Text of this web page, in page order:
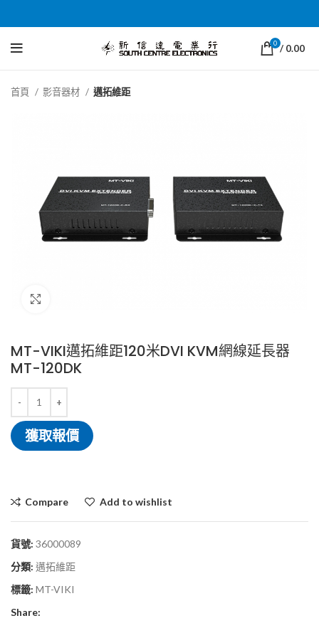
0 / 0.00
首頁 影音器材 邁拓維距
MT-VIKI邁拓維距120米DVI KVM網線延長器
MT-120DK
獲取報價
Compare Add to wishlist
貨號: 36000089
分類: 邁拓維距
標籤: MT-VIKI
Share: